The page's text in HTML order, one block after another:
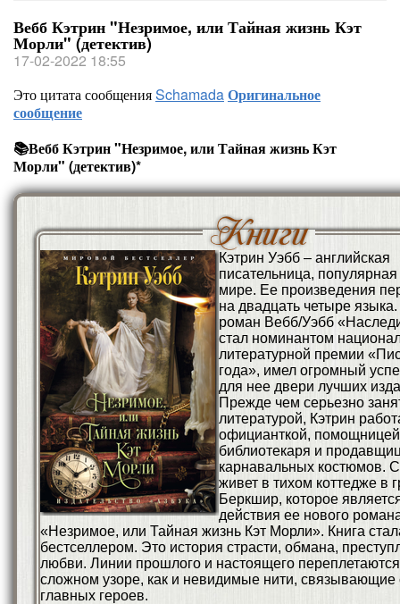
Вебб Кэтрин "Незримое, или Тайная жизнь Кэт
Морли" (детектив)
17-02-2022 18:55
Это цитата сообщенияSchamadaОригинальное
сообщение
📚Вебб Кэтрин "Незримое, или Тайная жизнь Кэт
Морли" (детектив)*
Кэтрин Уэбб – английская
писательница,
мире. Ее произведения
на двадцать четыре
роман Вебб/Уэбб
стал номинантом
литературной премии
года», имел огромный
для нее двери лучших
Прежде чем серьезно
литературой, Кэтрин
официанткой, помощницей
библиотекаря и
карнавальных костюмов.
живет в тихом коттедже в
Беркшир, которое
действия ее нового
«Незримое, или Тайная жизнь Кэт Морли». Книга
бестселлером. Это история страсти, обмана,
любви. Линии прошлого и настоящего
сложном узоре, как и невидимые нити, связывающие
главных героев.